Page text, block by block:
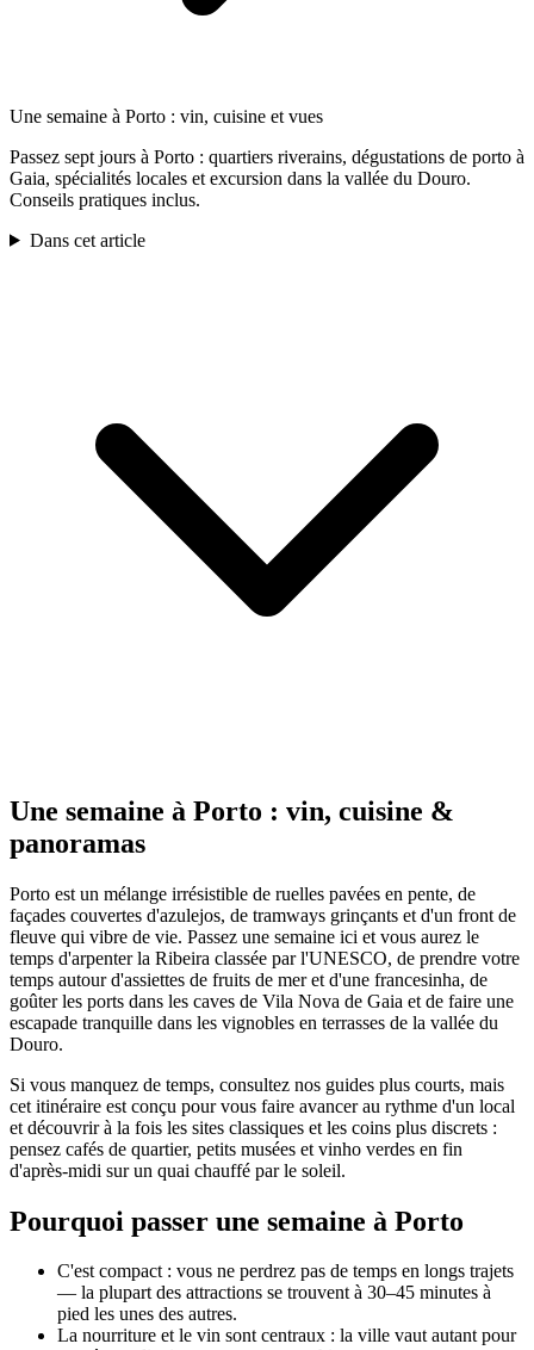
Une semaine à Porto : vin, cuisine et vues
Passez sept jours à Porto : quartiers riverains, dégustations de porto à
Gaia, spécialités locales et excursion dans la vallée du Douro.
Conseils pratiques inclus.
Dans cet article
Une semaine à Porto : vin, cuisine &
panoramas
Porto est un mélange irrésistible de ruelles pavées en pente, de
façades couvertes d'azulejos, de tramways grinçants et d'un front de
fleuve qui vibre de vie. Passez une semaine ici et vous aurez le
temps d'arpenter la Ribeira classée par l'UNESCO, de prendre votre
temps autour d'assiettes de fruits de mer et d'une francesinha, de
goûter les ports dans les caves de Vila Nova de Gaia et de faire une
escapade tranquille dans les vignobles en terrasses de la vallée du
Douro.
Si vous manquez de temps, consultez nos guides plus courts, mais
cet itinéraire est conçu pour vous faire avancer au rythme d'un local
et découvrir à la fois les sites classiques et les coins plus discrets :
pensez cafés de quartier, petits musées et vinho verdes en fin
d'après-midi sur un quai chauffé par le soleil.
Pourquoi passer une semaine à Porto
C'est compact : vous ne perdrez pas de temps en longs trajets
— la plupart des attractions se trouvent à 30–45 minutes à
pied les unes des autres.
La nourriture et le vin sont centraux : la ville vaut autant pour